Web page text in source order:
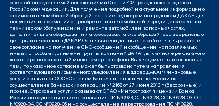
офертой, определяемой положениями Статьи 437 Гражданского кодекса
Российской Федерации. Для получения подробной и актуальной информации о
стоимости автомобилей обращайтесь к менеджерам по продажам ДАКАР. Для
получения информации о приобретении автомобилей в кредит, страховании,
техническом обслуживании и ремонте автомобилей, запасных частях,
дополнительном оборудовании, аксессуарах также обращайтесь в сервисные
центры и автосалоны ДАКАР. Оставляя свои данные на сайте, вы выражаете
свое согласие на получение СМС-сообщений и сообщений, направляемых
иными способами, от имени группы компаний ДАКАР, в том числе рекламного
характера на указанный мною номер телефона. Вы уведомлены и согласны с
тем, что указанное согласие может быть отозвано путем направления
соответствующего письменного уведомления в адрес ДАКАР. Финансовые
услуги оказывают ООО «Сетелем Банк», лицензии Банка России на
осуществление банковских операций № 2168 от 27 июня 2013 г. (бессрочные) и
прочие. Страховые услуги оказывают СПАО «Ингосстрах» лицензии Банка
России на осуществление страхования СИ №0928, СЛ №0928, ОС №0928-03, ОС
№0928-04, ОС №0928-05 и на осуществление перестрахования ПС № 0928,